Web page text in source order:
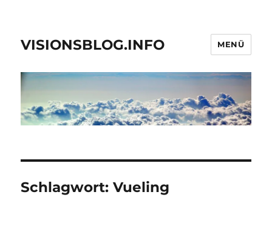
VISIONSBLOG.INFO MENÜ
Schlagwort:Vueling